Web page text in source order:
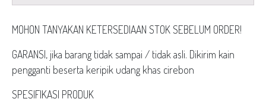
MOHON TANYAKAN KETERSEDIAAN STOK SEBELUM ORDER!
GARANSI, jika barang tidak sampai / tidak asli. Dikirim kain
pengganti beserta keripik udang khas cirebon
SPESIFIKASI PRODUK